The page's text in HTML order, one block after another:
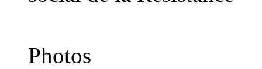
Photos